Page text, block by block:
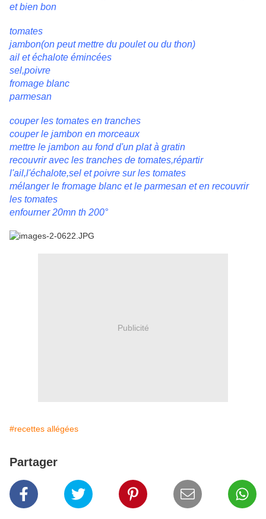
et bien bon
tomates
jambon(on peut mettre du poulet ou du thon)
ail et échalote émincées
sel,poivre
fromage blanc
parmesan
couper les tomates en tranches
couper le jambon en morceaux
mettre le jambon au fond d'un plat à gratin
recouvrir avec les tranches de tomates,répartir
l'ail,l'échalote,sel et poivre sur les tomates
mélanger le fromage blanc et le parmesan et en recouvrir
les tomates
enfourner 20mn th 200°
Publicité
#recettes allégées
Partager